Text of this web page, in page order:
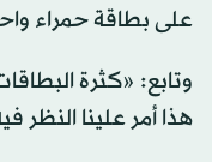
على بطاقة حمراء
وتابع: «كثرة
هذا أمر علينا